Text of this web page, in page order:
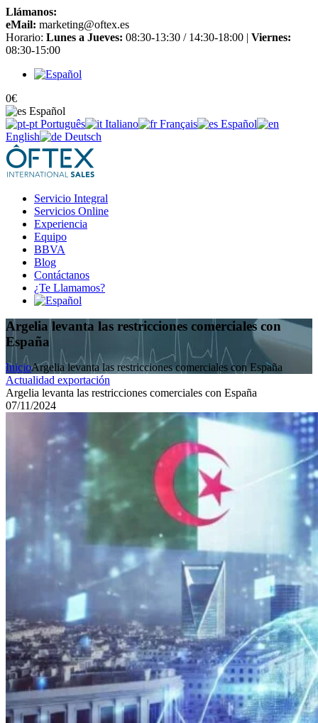
Llámanos:
eMail: marketing@oftex.es
Horario: Lunes a Jueves: 08:30-13:30 / 14:30-18:00 | Viernes:
08:30-15:00
0€
Español
Português
Italiano Français
Español
English
Deutsch
Servicio Integral
Servicios Online
Experiencia
Equipo
BBVA
Blog
Contáctanos
¿Te Llamamos?
Argelia levanta las restricciones comerciales con
España
InicioArgelia levanta las restricciones comerciales con España
Actualidad exportación
Argelia levanta las restricciones comerciales con España
07/11/2024